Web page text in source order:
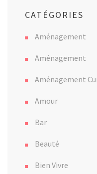
CATÉGORIES
Aménagement
Aménagement
Aménagement
Amour
Bar
Beauté
Bien Vivre